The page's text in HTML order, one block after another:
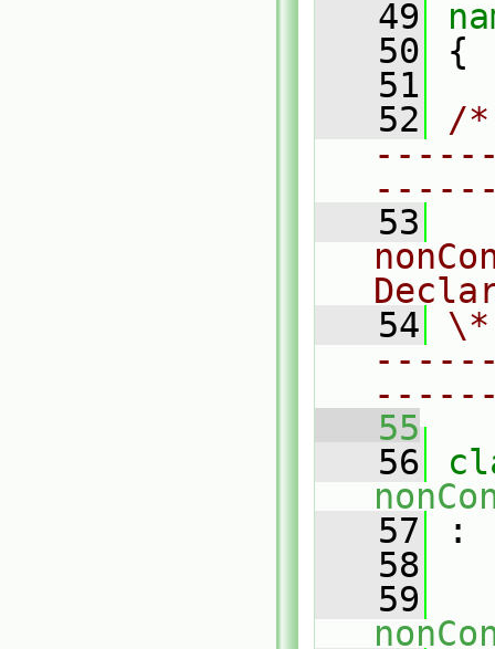
   49
   50
{
   51
   52
/
   53
   54
   55
   56
   57
:
   58
   59